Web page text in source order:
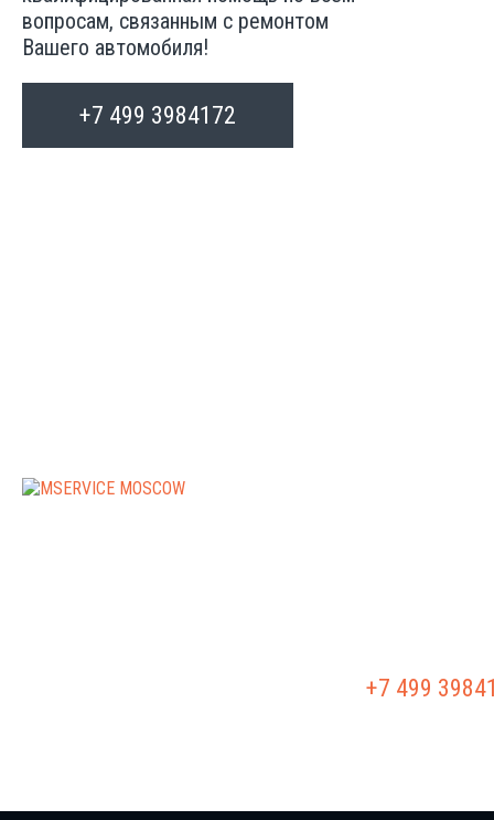
вопросам, связанным с ремонтом
Вашего автомобиля!
+7 499 3984172
+7 499